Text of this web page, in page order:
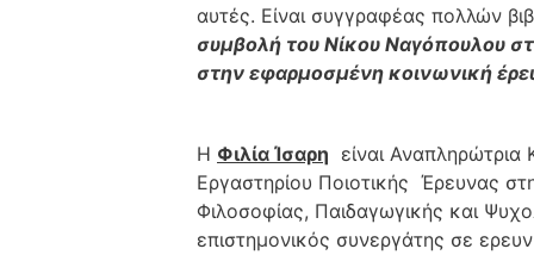
αυτές. Είναι συγγραφέας πολλών
συμβολή του Νίκου Ναγόπουλου
στην εφαρμοσμένη κοινωνική
Η Φιλία Ίσαρη είναι Αναπληρώτρια
Εργαστηρίου Ποιοτικής Έρευνας
Φιλοσοφίας, Παιδαγωγικής και
επιστημονικός συνεργάτης σε